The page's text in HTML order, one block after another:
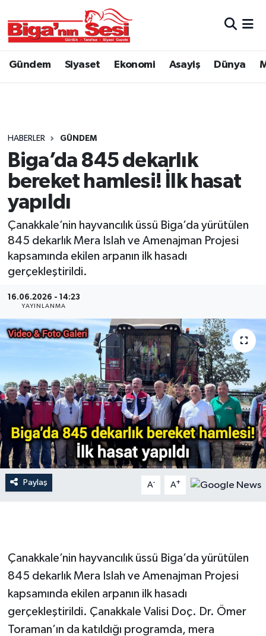
Gündem Siyaset Ekonomi Asayiş Dünya
HABERLER GÜNDEM
Biga’da 845 dekarlık
bereket hamlesi! İlk hasat
yapıldı
Çanakkale’nin hayvancılık üssü Biga’da yürütülen
845 dekarlık Mera Islah ve Amenajman Projesi
kapsamında ekilen arpanın ilk hasadı
gerçekleştirildi.
16.06.2026 - 14:23
YAYINLANMA
Paylaş A- A+
Çanakkale’nin hayvancılık üssü Biga’da yürütülen
845 dekarlık Mera Islah ve Amenajman Projesi
kapsamında ekilen arpanın ilk hasadı
gerçekleştirildi. Çanakkale Valisi Doç. Dr. Ömer
Toraman’ın da katıldığı programda, mera
Asayiş
Belediye
Dünya
Eğitim
Ekonomi
Genel
Hava Durumu
Kültür Sanat
Magazin
Otomobil
Politika
Siyaset
Spor
Çanakkale Hava Durumu
Tüm Manşetler
Son Dakika Haberleri
Haber Arşivi